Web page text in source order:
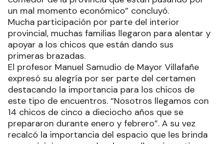
un mal momento económico” concluyó.
Mucha participación por parte del interior
provincial, muchas familias llegaron para alentar y
apoyar a los chicos que están dando sus
primeras brazadas.
El profesor Manuel Samudio de Mayor Villafañe
expresó su alegría por ser parte del certamen
destacando la importancia para los chicos de
este tipo de encuentros. “Nosotros llegamos con
14 chicos de cinco a dieciocho años que se
prepararon durante enero y febrero”. A su vez
recalcó la importancia del espacio que les brinda